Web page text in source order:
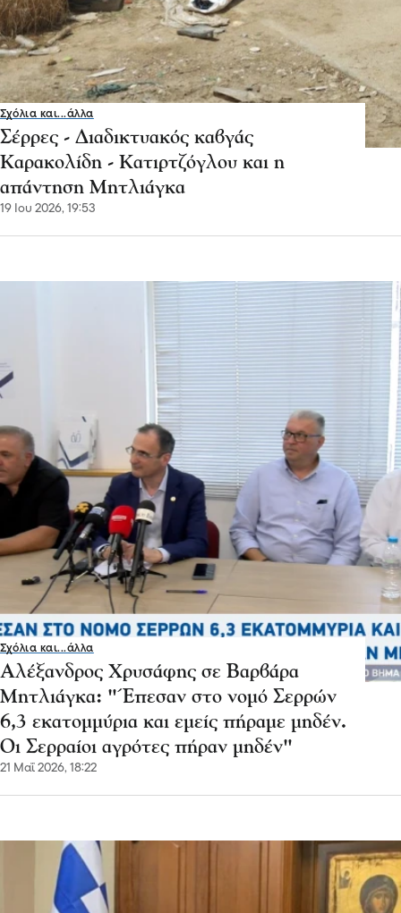
Σχόλια και...άλλα
Σέρρες - Διαδικτυακός καβγάς
Καρακολίδη - Κατιρτζόγλου και η
απάντηση Μητλιάγκα
19 Ιου 2026, 19:53
Σχόλια και...άλλα
Αλέξανδρος Χρυσάφης σε Βαρβάρα
Μητλιάγκα: "Έπεσαν στο νομό Σερρών
6,3 εκατομμύρια και εμείς πήραμε μηδέν.
Οι Σερραίοι αγρότες πήραν μηδέν"
21 Μαΐ 2026, 18:22